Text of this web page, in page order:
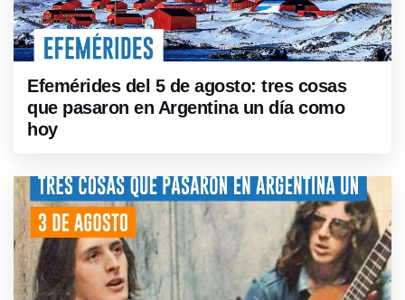
Efemérides del 5 de agosto: tres cosas
que pasaron en Argentina un día como
hoy